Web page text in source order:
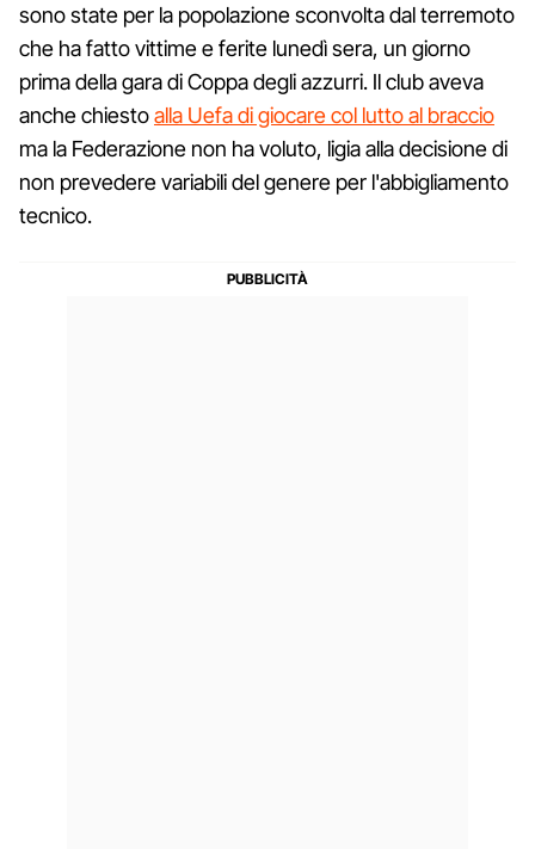
sono state per la popolazione sconvolta dal terremoto
che ha fatto vittime e ferite lunedì sera, un giorno
prima della gara di Coppa degli azzurri. Il club aveva
anche chiestoalla Uefa di giocare col lutto al braccio
ma la Federazione non ha voluto, ligia alla decisione di
non prevedere variabili del genere per l'abbigliamento
tecnico.